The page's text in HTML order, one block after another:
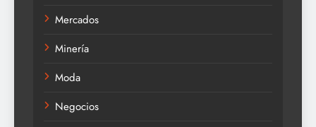
Mercados
Minería
Moda
Negocios